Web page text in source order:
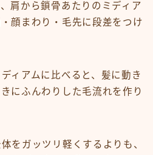
肩から鎖骨あたりのミディア
顔まわり・毛先に段差をつけ
ィアムに比べると、髪に動き
にふんわりした毛流れを作り
をガッツリ軽くするよりも、